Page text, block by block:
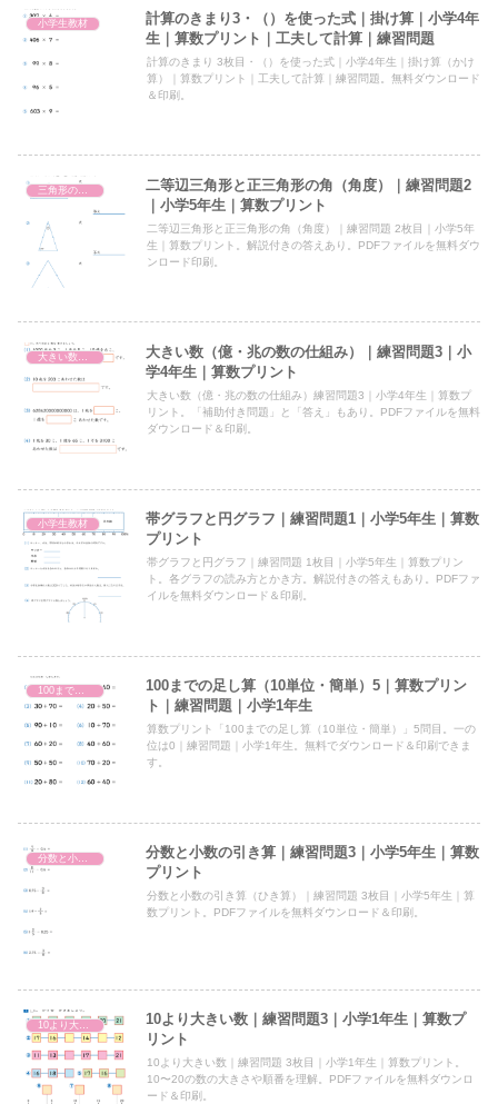
小学生教材
計算のきまり3・（）を使った式｜掛け算｜小学4年
生｜算数プリント｜工夫して計算｜練習問題
計算のきまり 3枚目・（）を使った式｜小学4年生｜掛け算（かけ
算）｜算数プリント｜工夫して計算｜練習問題。無料ダウンロード
＆印刷。
三角形の角（角度）
二等辺三角形と正三角形の角（角度）｜練習問題2
｜小学5年生｜算数プリント
二等辺三角形と正三角形の角（角度）｜練習問題 2枚目｜小学5年
生｜算数プリント。解説付きの答えあり。PDFファイルを無料ダウ
ンロード印刷。
大きい数（億・兆の表し方・しくみ）
大きい数（億・兆の数の仕組み）｜練習問題3｜小
学4年生｜算数プリント
大きい数（億・兆の数の仕組み）練習問題3｜小学4年生｜算数プ
リント。「補助付き問題」と「答え」もあり。PDFファイルを無料
ダウンロード＆印刷。
小学生教材
帯グラフと円グラフ｜練習問題1｜小学5年生｜算数
プリント
帯グラフと円グラフ｜練習問題 1枚目｜小学5年生｜算数プリン
ト。各グラフの読み方とかき方。解説付きの答えもあり。PDFファ
イルを無料ダウンロード＆印刷。
100までの足し算（10単位）
100までの足し算（10単位・簡単）5｜算数プリン
ト｜練習問題｜小学1年生
算数プリント「100までの足し算（10単位・簡単）」5問目。一の
位は0｜練習問題｜小学1年生。無料でダウンロード＆印刷できま
す。
分数と小数の引き算｜練習問題3｜小学5年生｜算数
プリント
分数と小数の引き算（ひき算）｜練習問題 3枚目｜小学5年生｜算
数プリント。PDFファイルを無料ダウンロード＆印刷。
10より大きい数｜練習問題3｜小学1年生｜算数プ
リント
10より大きい数｜練習問題 3枚目｜小学1年生｜算数プリント。
10〜20の数の大きさや順番を理解。PDFファイルを無料ダウンロ
ード＆印刷。